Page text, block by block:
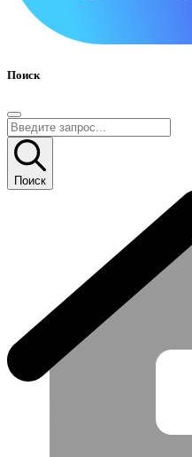
Поиск
Поиск